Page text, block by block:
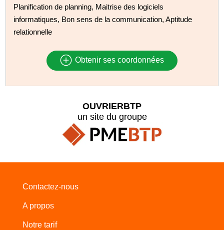
Planification de planning, Maitrise des logiciels
informatiques, Bon sens de la communication, Aptitude
relationnelle
Obtenir ses coordonnées
OUVRIERBTP
un site du groupe
Contactez-nous
A propos
Notre tarif